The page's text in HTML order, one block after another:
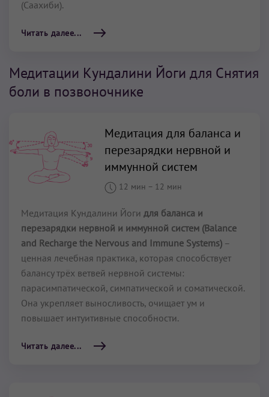
(Саахиби).
Читать далее...
Медитации Кундалини Йоги для Снятия
боли в позвоночнике
Медитация для баланса и
перезарядки нервной и
иммунной систем
12 мин – 12 мин
Медитация Кундалини Йоги для баланса и
перезарядки нервной и иммунной систем (Balance
and Recharge the Nervous and Immune Systems) –
ценная лечебная практика, которая способствует
балансу трёх ветвей нервной системы:
парасимпатической, симпатической и соматической.
Она укрепляет выносливость, очищает ум и
повышает интуитивные способности.
Читать далее...